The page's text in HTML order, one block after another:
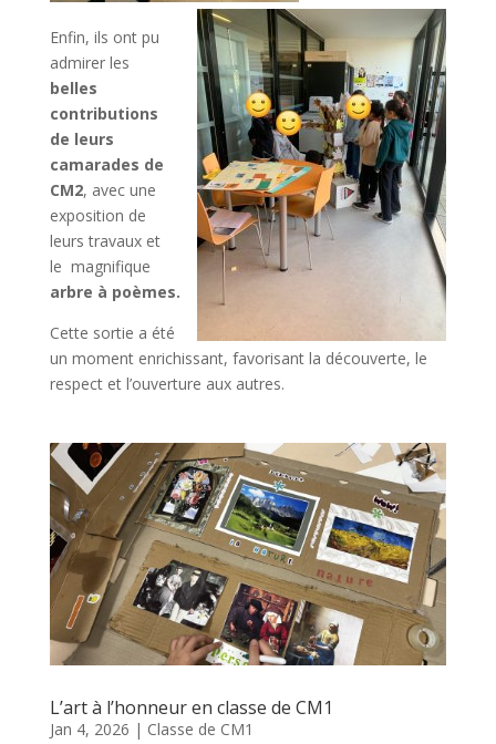
Enfin, ils ont pu
admirer les
belles
contributions
de leurs
camarades de
CM2, avec une
exposition de
leurs travaux et
le magnifique
arbre à poèmes.
Cette sortie a été
un moment enrichissant, favorisant la découverte, le
respect et l’ouverture aux autres.
L’art à l’honneur en classe de CM1
Jan 4, 2026 | Classe de CM1